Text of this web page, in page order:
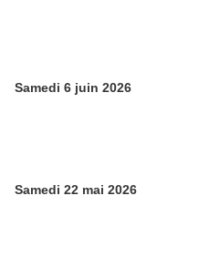
Samedi 6 juin 2026
Samedi 22 mai 2026